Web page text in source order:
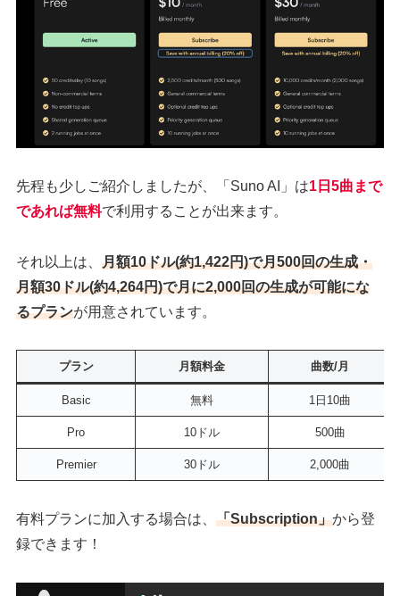
先程も少しご紹介しましたが、「Suno AI」は1日5曲まで
であれば無料で利用することが出来ます。
それ以上は、月額10ドル(約1,422円)で月500回の生成・
月額30ドル(約4,264円)で月に2,000回の生成が可能にな
るプランが用意されています。
プラン 月額料金 曲数/月
Basic 無料 1日10曲
Pro 10ドル 500曲
Premier 30ドル 2,000曲
有料プランに加入する場合は、「Subscription」から登
録できます！